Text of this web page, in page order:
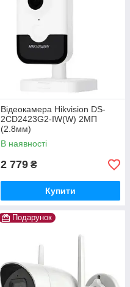
Відеокамера Hikvision DS-
2CD2423G2-IW(W) 2МП
(2.8мм)
В наявності
2 779 ₴
Купити
Подарунок